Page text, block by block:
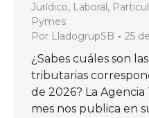
Jurídico, Laboral,
Pymes
Por LladogrupSB 25
¿Sabes cuáles son
tributarias
de 2026? La
mes nos publica en